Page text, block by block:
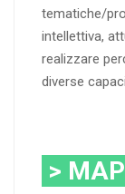
tematiche/
intellettiva,
realizzare
diverse
>